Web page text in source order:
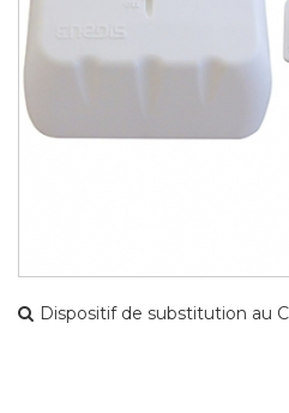
Dispositif de substitution au